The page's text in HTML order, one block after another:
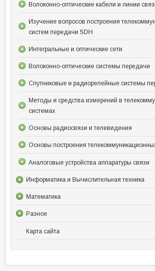
Волоконно-оптические кабели и линии
Изучение вопросов построения
систем передачи SDH
Интегральные и оптические сети
Волоконно-оптические системы передачи
Спутниковые и радиорелейные системы
Методы и средства измерений в
системах
Основы радиосвязи и телевидения
Основы построения
Аналоговые устройства аппаратуры связи
Информатика и Вычислительная техника
Математика
Разное
Карта сайта